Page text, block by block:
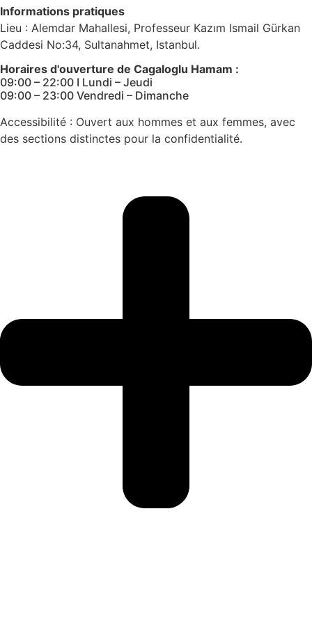
Informations pratiques
Lieu : Alemdar Mahallesi, Professeur Kazım Ismail Gürkan
Caddesi No:34, Sultanahmet, Istanbul.
Horaires d'ouverture de Cagaloglu Hamam :
09:00 – 22:00 I Lundi – Jeudi
09:00 – 23:00 Vendredi – Dimanche
Accessibilité : Ouvert aux hommes et aux femmes, avec
des sections distinctes pour la confidentialité.